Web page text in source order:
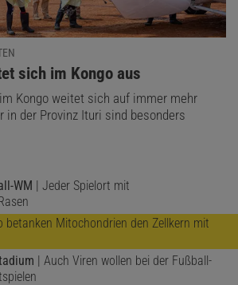
sich im Kongo aus
Kongo weitet sich auf immer mehr
in der Provinz Ituri sind besonders
WM | Jeder Spielort mit
betanken Mitochondrien den Zellkern mit
| Auch Viren wollen bei der Fußball-